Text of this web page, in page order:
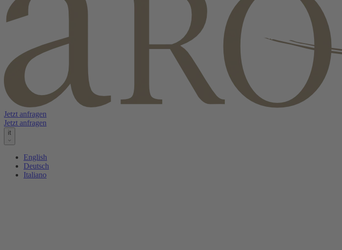
Jetzt anfragen
Jetzt anfragen
it
English
Deutsch
Italiano